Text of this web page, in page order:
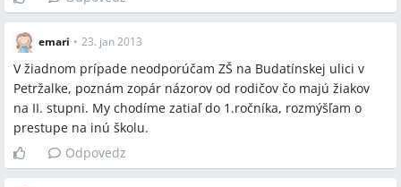
emari • 23. jan 2013
V žiadnom prípade neodporúčam ZŠ na Budatínskej ulici v
Petržalke, poznám zopár názorov od rodičov čo majú žiakov
na II. stupni. My chodíme zatiaľ do 1.ročníka, rozmýšľam o
prestupe na inú školu.
Odpovedz